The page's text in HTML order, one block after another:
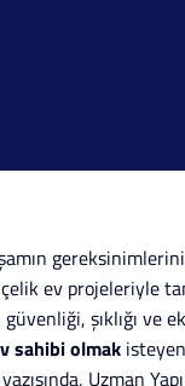
ev projeleriyle
şıklığı ve
sahibi olmak
Uzman